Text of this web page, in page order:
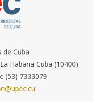
de Cuba.
Habana Cuba (10400)
(53) 7333079